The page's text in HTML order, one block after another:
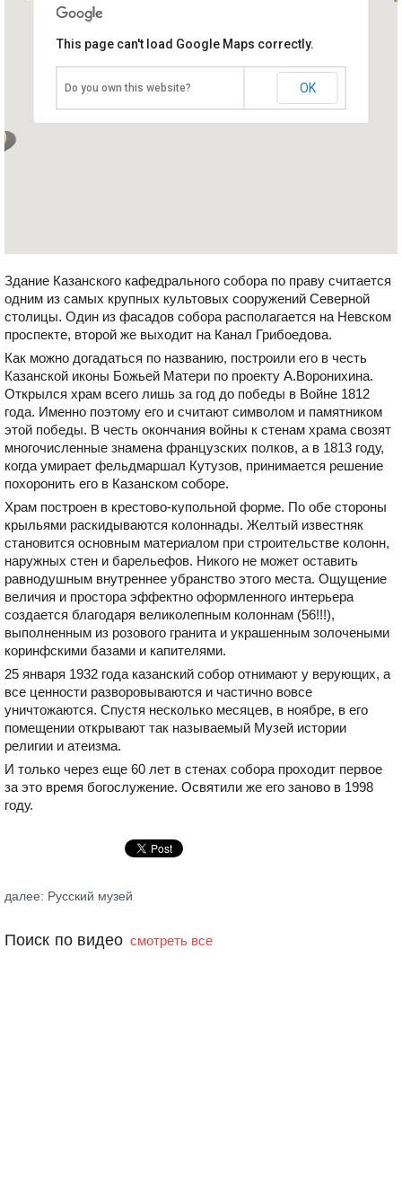
Россия, Санкт-Петербург
This page can't load Google Maps correctly.
Do you own this website? OK
Здание Казанского кафедрального собора по праву считается
одним из самых крупных культовых сооружений Северной
столицы. Один из фасадов собора располагается на Невском
проспекте, второй же выходит на Канал Грибоедова.
Как можно догадаться по названию, построили его в честь
Казанской иконы Божьей Матери по проекту А.Воронихина.
Открылся храм всего лишь за год до победы в Войне 1812
года. Именно поэтому его и считают символом и памятником
этой победы. В честь окончания войны к стенам храма свозят
многочисленные знамена французских полков, а в 1813 году,
когда умирает фельдмаршал Кутузов, принимается решение
похоронить его в Казанском соборе.
Храм построен в крестово-купольной форме. По обе стороны
крыльями раскидываются колоннады. Желтый известняк
становится основным материалом при строительстве колонн,
наружных стен и барельефов. Никого не может оставить
равнодушным внутреннее убранство этого места. Ощущение
величия и простора эффектно оформленного интерьера
создается благодаря великолепным колоннам (56!!!),
выполненным из розового гранита и украшенным золочеными
коринфскими базами и капителями.
25 января 1932 года казанский собор отнимают у верующих, а
все ценности разворовываются и частично вовсе
уничтожаются. Спустя несколько месяцев, в ноябре, в его
помещении открывают так называемый Музей истории
религии и атеизма.
И только через еще 60 лет в стенах собора проходит первое
за это время богослужение. Освятили же его заново в 1998
году.
далее: Русский музей
Поиск по видео смотреть все